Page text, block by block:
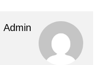
Admin